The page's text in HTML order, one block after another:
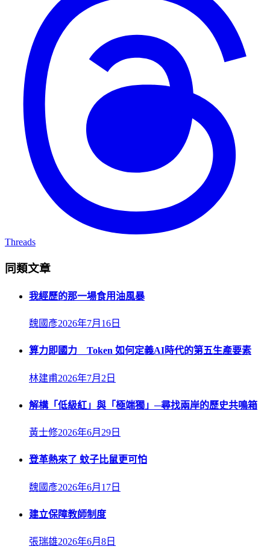
Threads
同類文章
我經歷的那一場食用油風暴
魏國彥2026年7月16日
算力即國力 Token 如何定義AI時代的第五生產要素
林建甫2026年7月2日
解構「低級紅」與「極端獨」─尋找兩岸的歷史共鳴箱
黃士修2026年6月29日
登革熱來了 蚊子比鼠更可怕
魏國彥2026年6月17日
建立保障教師制度
張瑞雄2026年6月8日